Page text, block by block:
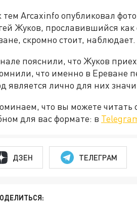
Arcaxinfo опубликовал
Жуков, прославившийся как
скромно стоит, наблюдает.
пояснили, что Жуков
что именно в Ереване
является лично для них
что вы можете
для вас формате: в
ДЗЕН ТЕЛЕГРАМ